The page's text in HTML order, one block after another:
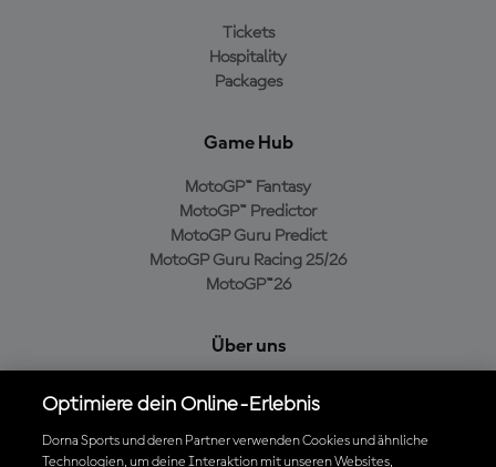
Tickets
Hospitality
Packages
Game Hub
MotoGP™ Fantasy
MotoGP™ Predictor
MotoGP Guru Predict
MotoGP Guru Racing 25/26
MotoGP™26
Über uns
Cookie-Richtlinien
Geschäftsbedingungen
Optimiere dein Online-Erlebnis
Dorna Sports und deren Partner verwenden Cookies und ähnliche
Technologien, um deine Interaktion mit unseren Websites,